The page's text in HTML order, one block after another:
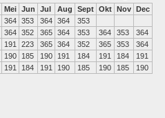
Mei Jun Jul Aug Sept Okt Nov Dec
364 353 364 364
353
364 352 365 364 353 364 353
364
191 223 365 364 352 365 353
364
190 185 190 191 184 191 184
191
191 184 191 190 185 190 185 190